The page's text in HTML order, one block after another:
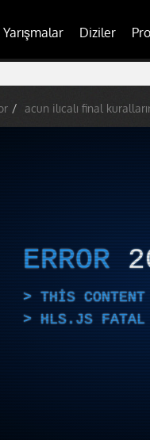
Yarışmalar Diziler
acun ilıcalı final
ERROR
THIS
HLS.JS FATAL